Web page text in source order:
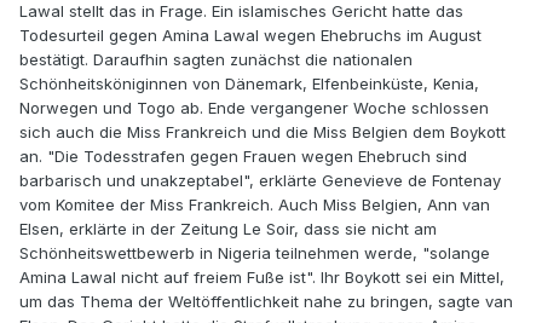
Lawal stellt das in Frage. Ein islamisches Gericht hatte das
Todesurteil gegen Amina Lawal wegen Ehebruchs im August
bestätigt. Daraufhin sagten zunächst die nationalen
Schönheitsköniginnen von Dänemark, Elfenbeinküste, Kenia,
Norwegen und Togo ab. Ende vergangener Woche schlossen
sich auch die Miss Frankreich und die Miss Belgien dem Boykott
an. "Die Todesstrafen gegen Frauen wegen Ehebruch sind
barbarisch und unakzeptabel", erklärte Genevieve de Fontenay
vom Komitee der Miss Frankreich. Auch Miss Belgien, Ann van
Elsen, erklärte in der Zeitung Le Soir, dass sie nicht am
Schönheitswettbewerb in Nigeria teilnehmen werde, "solange
Amina Lawal nicht auf freiem Fuße ist". Ihr Boykott sei ein Mittel,
um das Thema der Weltöffentlichkeit nahe zu bringen, sagte van